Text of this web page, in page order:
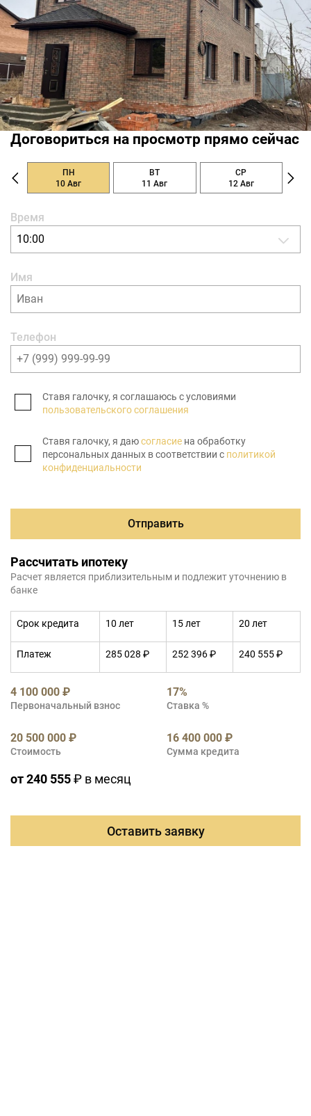
Договориться на просмотр прямо сейчас
ПН
10 Авг
ВТ
11 Авг
СР
12 Авг
Время
10:00
Имя
Телефон
Ставя галочку, я соглашаюсь с условиями
пользовательского соглашения
Ставя галочку, я даюсогласие на обработку
персональных данных в соответствии с политикой
конфиденциальности
Отправить
Рассчитать ипотеку
Расчет является приблизительным и подлежит уточнению в
банке
Срок кредита 10 лет 15 лет 20 лет
Платеж 285 028 ₽ 252 396 ₽ 240 555 ₽
4 100 000 ₽
Первоначальный взнос
17%
Ставка %
20 500 000 ₽
Стоимость
16 400 000 ₽
Сумма кредита
от 240 555₽ в месяц
Оставить заявку